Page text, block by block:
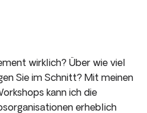
wirklich? Über wie viel
Sie im Schnitt? Mit meinen
kann ich die
erheblich